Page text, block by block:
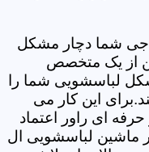
جی شما دچار مشکل
از یک متخصص
لباسشویی شما را
این کار می
ای راور اعتماد
ماشین لباسشویی ال